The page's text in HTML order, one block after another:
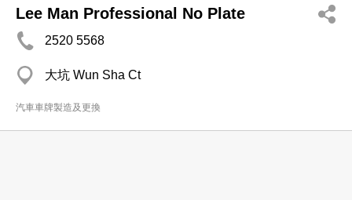
Lee Man Professional No Plate
2520 5568
大坑 Wun Sha Ct
汽車車牌製造及更換